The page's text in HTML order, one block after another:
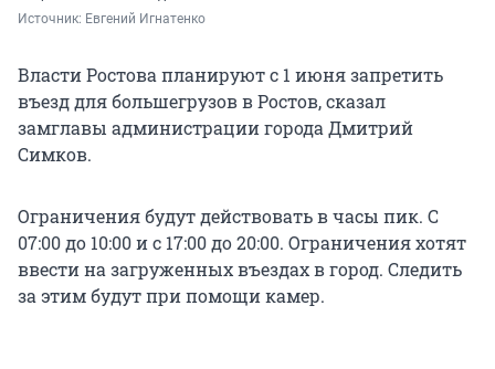
Источник: Евгений Игнатенко
Власти Ростова планируют с 1 июня запретить
въезд для большегрузов в Ростов, сказал
замглавы администрации города Дмитрий
Симков.
Ограничения будут действовать в часы пик. С
07:00 до 10:00 и с 17:00 до 20:00. Ограничения хотят
ввести на загруженных въездах в город. Следить
за этим будут при помощи камер.